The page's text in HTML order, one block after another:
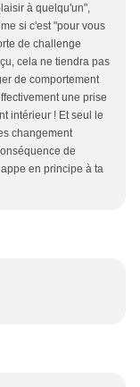
à quelqu'un",
si c'est "pour vous
de challenge
cela ne tiendra pas
de comportement
une prise
intérieur ! Et seul le
changement
de
en principe à ta